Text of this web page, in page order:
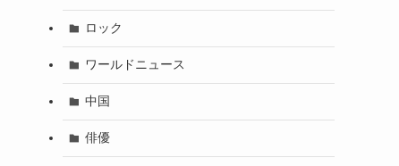
ロック
ワールドニュース
中国
俳優